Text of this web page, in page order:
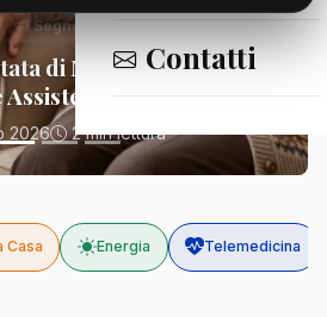
Contatti
Segnalazioni
di Mano:
Domiciliare
2026 2 min lettura
Casa Energia Telemedicina